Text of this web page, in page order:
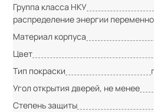
Группа класса НКУ
распределение энергии
Материал корпуса
Цвет
Тип покраски
Угол открытия дверей, не менее
Степень защиты